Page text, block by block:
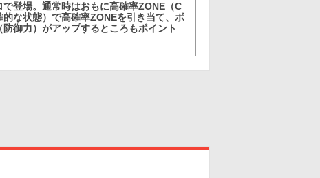
登場。通常時はおもに高確率ZONE（C
な状態）で高確率ZONEを引き当て、ボ
御力）がアップするところもポイント